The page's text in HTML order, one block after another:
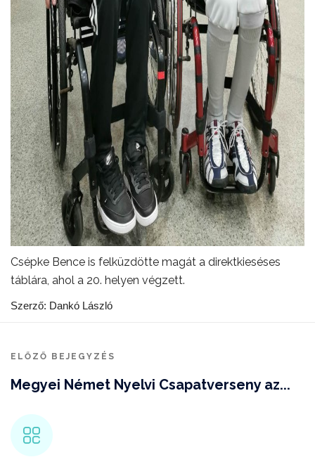
Csépke Bence is felküzdötte magát a direktkieséses
táblára, ahol a 20. helyen végzett.
Szerző: Dankó László
ELŐZŐ BEJEGYZÉS
Megyei Német Nyelvi Csapatverseny az...